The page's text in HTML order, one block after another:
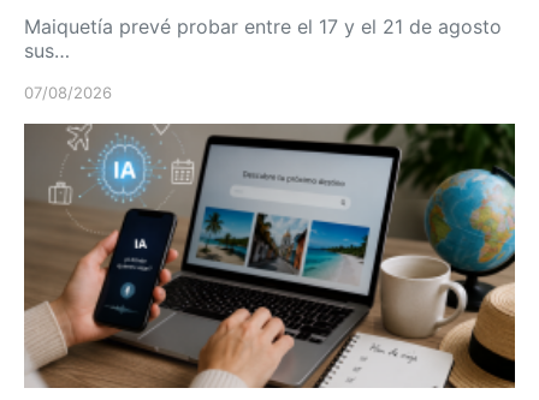
Maiquetía prevé probar entre el 17 y el 21 de agosto
sus…
07/08/2026